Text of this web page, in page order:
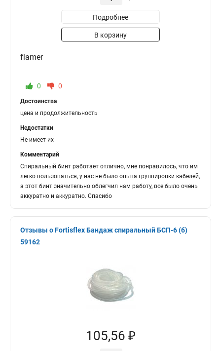
Подробнее
В корзину
flamer
0 0
Достоинства
цена и продолжительность
Недостатки
Не имеет их
Комментарий
Спиральный бинт работает отлично, мне понравилось, что им
легко пользоваться, у нас не было опыта группировки кабелей,
а этот бинт значительно облегчил нам работу, все было очень
аккуратно и аккуратно. Спасибо
Отзывы о Fortisflex Бандаж спиральный БСП-6 (б)
59162
105,56 ₽